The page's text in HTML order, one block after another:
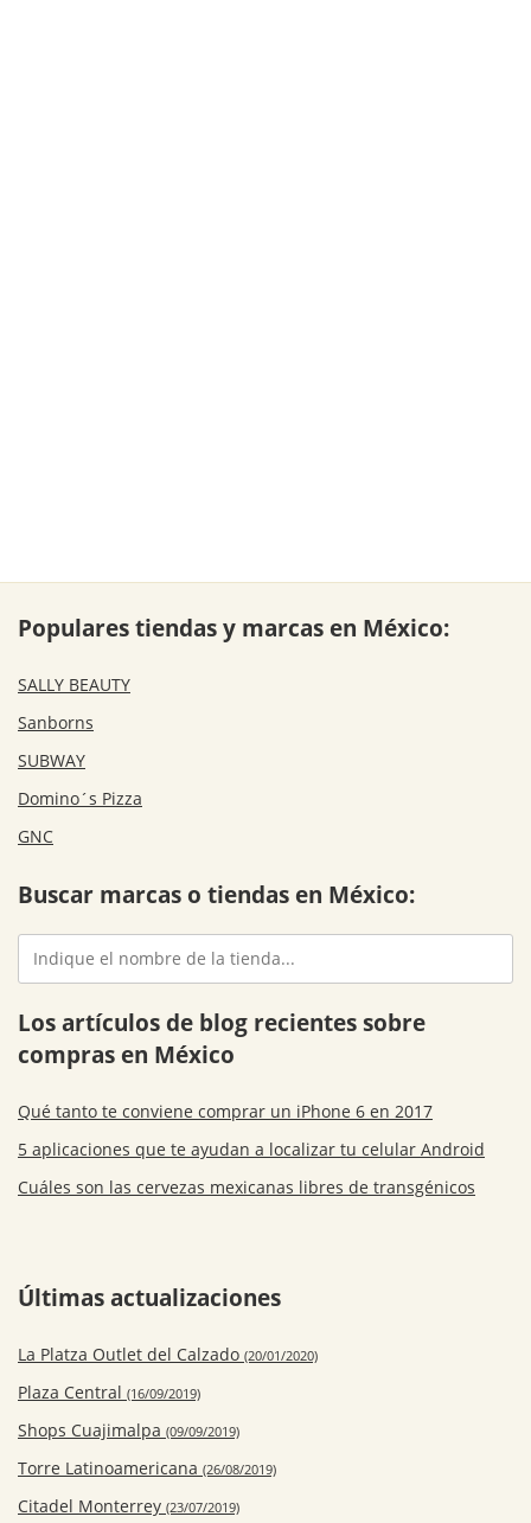
Populares tiendas y marcas en México:
SALLY BEAUTY
Sanborns
SUBWAY
Domino´s Pizza
GNC
Buscar marcas o tiendas en México:
Los artículos de blog recientes sobre
compras en México
Qué tanto te conviene comprar un iPhone 6 en 2017
5 aplicaciones que te ayudan a localizar tu celular Android
Cuáles son las cervezas mexicanas libres de transgénicos
Últimas actualizaciones
La Platza Outlet del Calzado (20/01/2020)
Plaza Central (16/09/2019)
Shops Cuajimalpa (09/09/2019)
Torre Latinoamericana (26/08/2019)
Citadel Monterrey (23/07/2019)